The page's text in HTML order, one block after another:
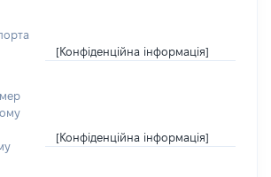
[Конфіденційна інформація]
[Конфіденційна інформація]